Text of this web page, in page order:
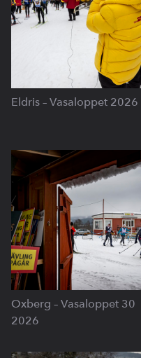
Eldris – Vasaloppet 2026
Oxberg – Vasaloppet 30
2026